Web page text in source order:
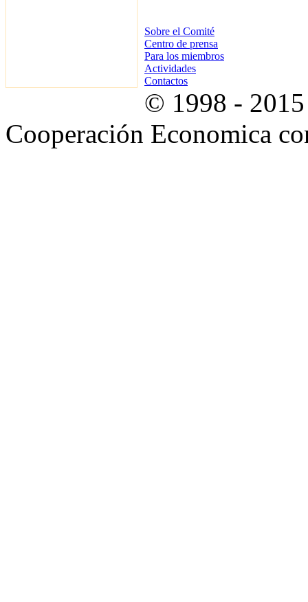
Sobre el Comité
Centro de prensa
Para los miembros
Actividades
Contactos
© 1998 -
Cooperación Economica